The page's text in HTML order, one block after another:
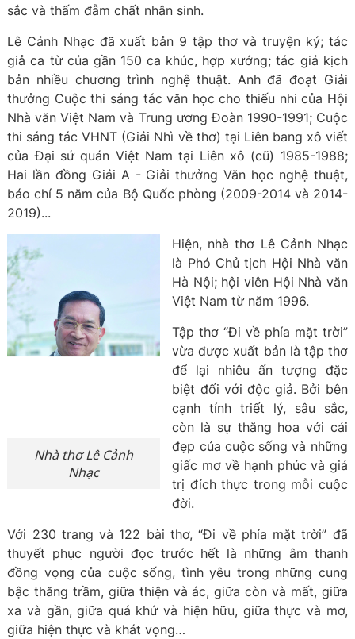
sắc và thấm đẫm chất nhân sinh.
Lê Cảnh Nhạc đã xuất bản 9 tập thơ và truyện ký; tác
giả ca từ của gần 150 ca khúc, hợp xướng; tác giả kịch
bản nhiều chương trình nghệ thuật. Anh đã đoạt Giải
thưởng Cuộc thi sáng tác văn học cho thiếu nhi của Hội
Nhà văn Việt Nam và Trung ương Đoàn 1990-1991; Cuộc
thi sáng tác VHNT (Giải Nhì về thơ) tại Liên bang xô viết
của Đại sứ quán Việt Nam tại Liên xô (cũ) 1985-1988;
Hai lần đồng Giải A - Giải thưởng Văn học nghệ thuật,
báo chí 5 năm của Bộ Quốc phòng (2009-2014 và 2014-
2019)...
Nhà thơ Lê Cảnh
Nhạc
Hiện, nhà thơ Lê Cảnh Nhạc
là Phó Chủ tịch Hội Nhà văn
Hà Nội; hội viên Hội Nhà văn
Việt Nam từ năm 1996.
Tập thơ “Đi về phía mặt trời”
vừa được xuất bản là tập thơ
để lại nhiêu ấn tượng đặc
biệt đối với độc giả. Bởi bên
cạnh tính triết lý, sâu sắc,
còn là sự thăng hoa với cái
đẹp của cuộc sống và những
giấc mơ về hạnh phúc và giá
trị đích thực trong mỗi cuộc
đời.
Với 230 trang và 122 bài thơ, “Đi về phía mặt trời” đã
thuyết phục người đọc trước hết là những âm thanh
đồng vọng của cuộc sống, tình yêu trong những cung
bậc thăng trầm, giữa thiện và ác, giữa còn và mất, giữa
xa và gần, giữa quá khứ và hiện hữu, giữa thực và mơ,
giữa hiện thực và khát vọng…